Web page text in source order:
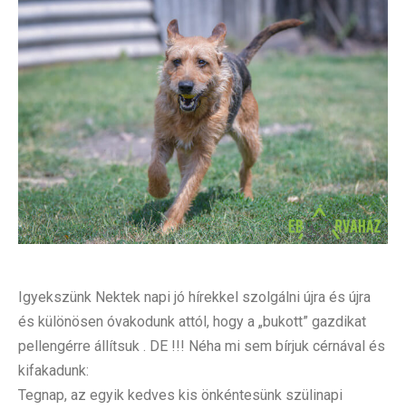
Igyekszünk Nektek napi jó hírekkel szolgálni újra és újra
és különösen óvakodunk attól, hogy a „bukott” gazdikat
pellengérre állítsuk . DE !!! Néha mi sem bírjuk cérnával és
kifakadunk:
Tegnap, az egyik kedves kis önkéntesünk szülinapi